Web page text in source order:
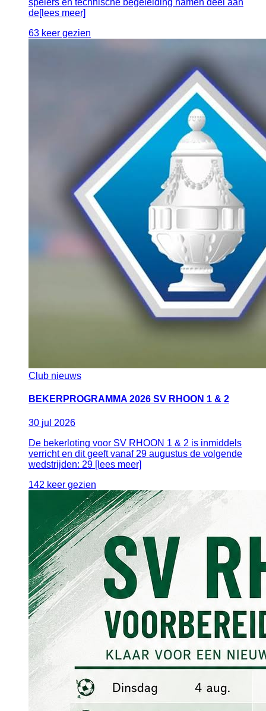
spelers en technische begeleiding namen deel aan
de[lees meer]
63 keer gezien
Club nieuws
BEKERPROGRAMMA 2026 SV RHOON 1 & 2
30 jul 2026
De bekerloting voor SV RHOON 1 & 2 is inmiddels
verricht en dit geeft vanaf 29 augustus de volgende
wedstrijden: 29 [lees meer]
142 keer gezien